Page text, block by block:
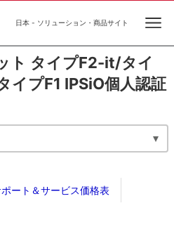
日本 - ソリューション・商品サイト
ト タイプF2-it/タイ
プF1 IPSiO個人認証
ポート＆サービス価格表